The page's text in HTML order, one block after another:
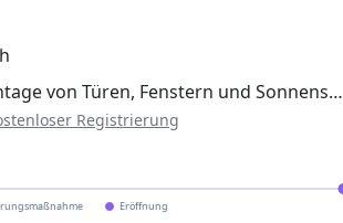
von Türen, Fenstern und Sonnens…
Registrierung
Eröffnung